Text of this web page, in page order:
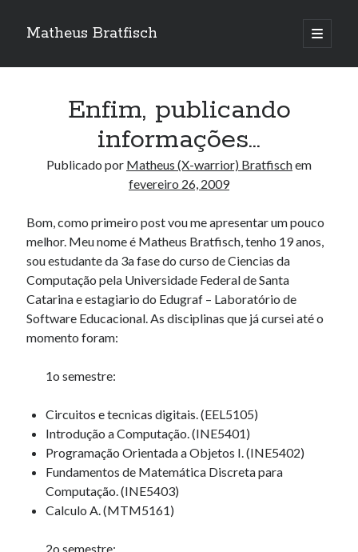
Matheus Bratfisch
abrir
o
Barra
fevereiro 2009
S S D
2 3 4 5 6 7 8
9 10 11 12 13 14 15
18
23 24 25 26 27 28
Ubuntu 12.04 – Configurando Samba (3.6.3)
Projetos – Git Hub
Compilando para Teensy 3.0 no Windows utilizando Makefile
Programando atmega8u2 no Arduino Uno utilizando USB Asp
Usando USB ASP como não root
Enfim, publicando
informações…
Publicado por Matheus (X-warrior) Bratfischem
fevereiro 26, 2009
Bom, como primeiro post vou me apresentar um pouco
melhor. Meu nome é Matheus Bratfisch, tenho 19 anos,
sou estudante da 3a fase do curso de Ciencias da
Computação pela Universidade Federal de Santa
Catarina e estagiario do Edugraf – Laboratório de
Software Educacional. As disciplinas que já cursei até o
momento foram:
1o semestre:
Circuitos e tecnicas digitais. (EEL5105)
Introdução a Computação. (INE5401)
Programação Orientada a Objetos I. (INE5402)
Fundamentos de Matemática Discreta para
Computação. (INE5403)
Calculo A. (MTM5161)
2o semestre: